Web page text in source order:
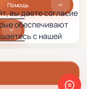
Помощь
вы даете согласие
обеспечивают
с нашей